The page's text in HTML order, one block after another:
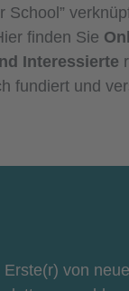
School”
finden Sie
Interessierte
fundiert und
von